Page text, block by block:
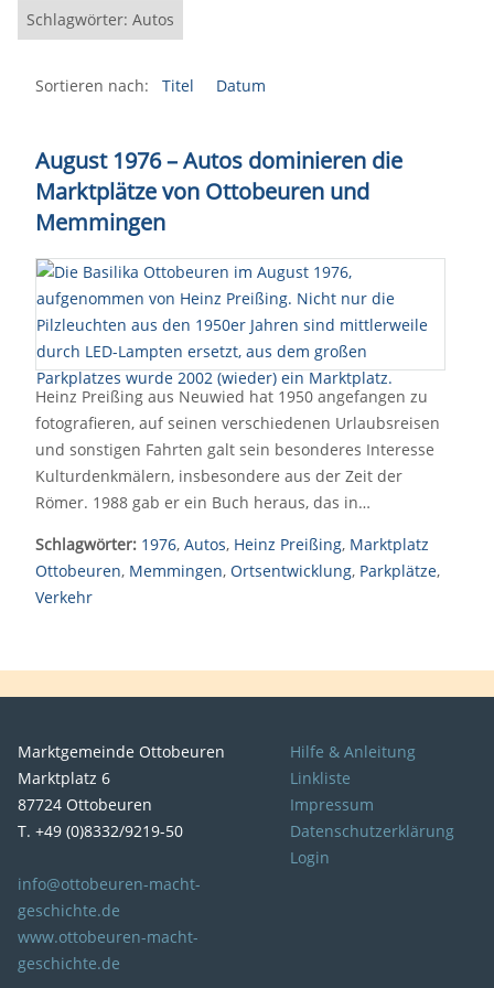
Schlagwörter: Autos
Sortieren nach: Titel Datum
August 1976 – Autos dominieren die
Marktplätze von Ottobeuren und
Memmingen
Heinz Preißing aus Neuwied hat 1950 angefangen zu
fotografieren, auf seinen verschiedenen Urlaubsreisen
und sonstigen Fahrten galt sein besonderes Interesse
Kulturdenkmälern, insbesondere aus der Zeit der
Römer. 1988 gab er ein Buch heraus, das in…
Schlagwörter: 1976, Autos, Heinz Preißing, Marktplatz
Ottobeuren, Memmingen, Ortsentwicklung, Parkplätze,
Verkehr
Marktgemeinde Ottobeuren
Marktplatz 6
87724 Ottobeuren
T. +49 (0)8332/9219-50
info@ottobeuren-macht-
geschichte.de
www.ottobeuren-macht-
geschichte.de
Hilfe & Anleitung
Linkliste
Impressum
Datenschutzerklärung
Login